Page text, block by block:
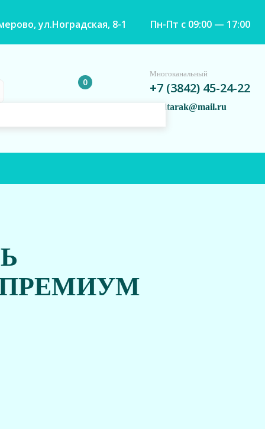
ул.Ноградская, 8-1 Пн-Пт с 09:00 — 17:00
0
Многоканальный
+7 (3842) 45-24-22
vladtarak@mail.ru